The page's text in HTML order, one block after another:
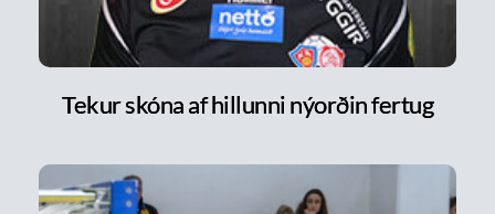
Tekur skóna af hillunni nýorðin fertug